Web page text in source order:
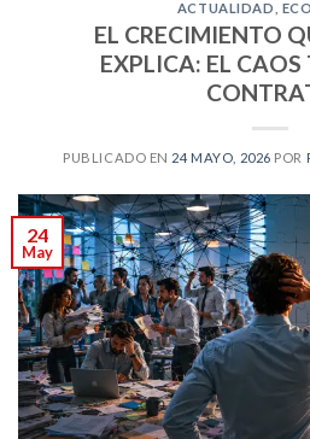
ACTUALIDAD
EL CRECIMIENTO
EXPLICA: EL CAOS
PUBLICADO EN 24 MAYO, 2026 POR
24
May